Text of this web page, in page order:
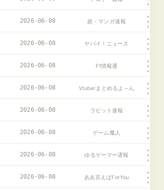
2026-06-08 超・マンガ速報
2026-06-08 ヤバイ！ニュース
2026-06-08 F1情報通
2026-06-08 Vtuberまとめるよ～ん
2026-06-08 ラビット速報
2026-06-08 ゲーム魔人
2026-06-08 ゆるゲーマー遅報
2026-06-08 ああ言えばForYou